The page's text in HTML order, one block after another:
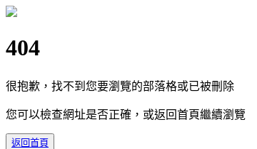
404
很抱歉，找不到您要瀏覽的部落格或已被刪除
您可以檢查網址是否正確，或返回首頁繼續瀏覽
返回首頁